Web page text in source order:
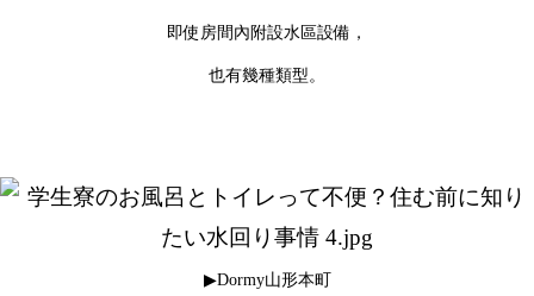
即使房間內附設水區設備，
也有幾種類型。
▶Dormy山形本町